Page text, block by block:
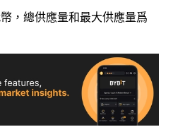
，總供應量和最大供應量爲